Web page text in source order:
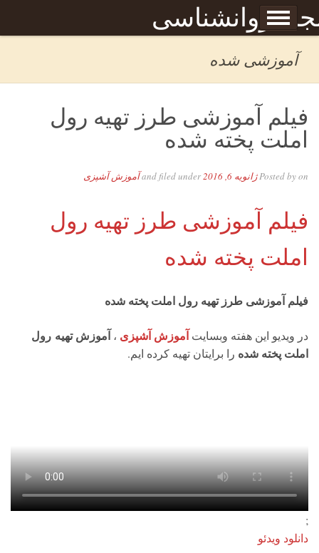
روانشناسی
Skip to content
برگه نمونه
آموزشی شده
فیلم آموزشی طرز تهیه رول
املت پخته شده
Posted byon ژانویه 6, 2016 and filed underآموزش آشپزی
فیلم آموزشی طرز تهیه رول
املت پخته شده
فیلم آموزشی طرز تهیه رول املت پخته شده
در ویدیو این هفته وبسایت آموزش آشپزی ، آموزش تهیه رول
املت پخته شده را برایتان تهیه کرده ایم.
;
دانلود ویدئو